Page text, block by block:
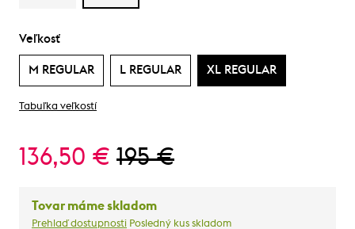
Veľkosť
M REGULAR L REGULAR XL REGULAR
Tabuľka veľkostí
136,50 € 195 €
Tovar máme skladom
Prehlaď dostupnosti Posledný kus skladom